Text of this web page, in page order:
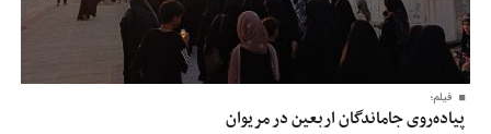
فیلم؛
پیاده‌روی جاماندگان اربعین در مریوان